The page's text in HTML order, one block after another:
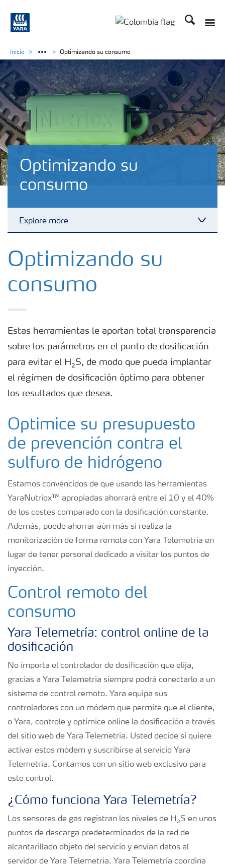
Buscar
Optimizando su
consumo
Explore more
Olor a huevo podrido
solución YaraNutriox™
H₂S en plantas Industriales
Inicio Optimizando su consumo
Optimizando su
consumo
Estas herramientas le aportan total transparencia
sobre los parámetros en el punto de dosificación
para evitar el H₂S, de modo que pueda implantar
el régimen de dosificación óptimo para obtener
los resultados que desea.
Optimice su presupuesto
de prevención contra el
sulfuro de hidrógeno
Estamos convencidos de que usando las herramientas
YaraNutriox™ apropiadas ahorrará entre el 10 y el 40%
de los costes comparado con la dosificación constante.
Además, puede ahorrar aún más si realiza la
monitorización de forma remota con Yara Telemetría en
lugar de tener personal dedicado a visitar los puntos de
inyección.
Control remoto del
consumo
Yara Telemetría: control online de la
dosificación
No importa el controlador de dosificación que elija,
gracias a Yara Telemetría siempre podrá conectarlo a un
sistema de control remoto. Yara equipa sus
controladores con un módem que permite que el cliente,
o Yara, controle y optimice online la dosificación a través
del sitio web de Yara Telemetría. Usted decide si quiere
activar estos módem y suscribirse al servicio Yara
Telemetría. Contamos con un sitio web exclusivo para
este control.
¿Cómo funciona Yara Telemetría?
Los sensores de gas registran los niveles de H₂S en unos
puntos de descarga predeterminados de la red de
alcantarillado objeto del servicio y envían datos al
servidor de Yara Telemetría. Yara Telemetría coordina